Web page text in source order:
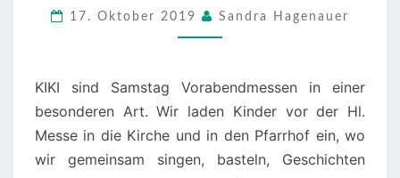
–
KIKI-
17. Oktober 2019 Sandra Hagenauer
KIKI sind Samstag Vorabendmessen in einer
besonderen Art. Wir laden Kinder vor der Hl.
Messe in die Kirche und in den Pfarrhof ein, wo
wir gemeinsam singen, basteln, Geschichten